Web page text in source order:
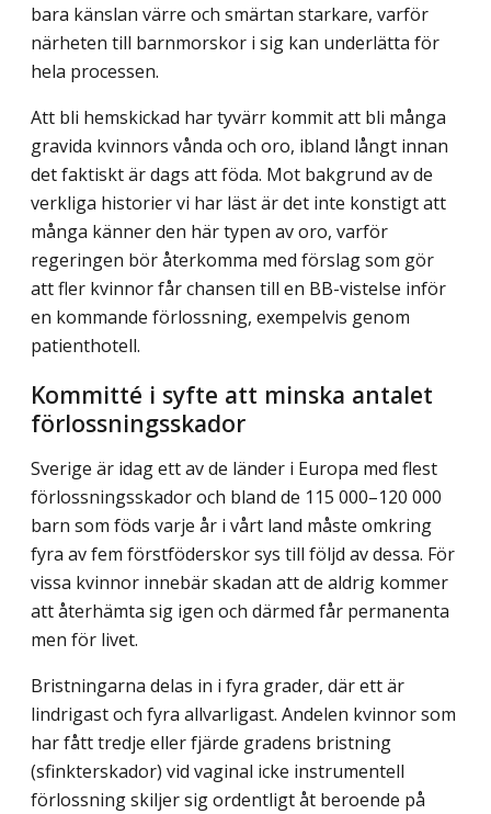
bara känslan värre och smärtan starkare, varför
närheten till barnmorskor i sig kan underlätta för
hela processen.
Att bli hemskickad har tyvärr kommit att bli många
gravida kvinnors vånda och oro, ibland långt innan
det faktiskt är dags att föda. Mot bakgrund av de
verkliga historier vi har läst är det inte konstigt att
många känner den här typen av oro, varför
regeringen bör återkomma med förslag som gör
att fler kvinnor får chansen till en BB-vistelse inför
en kommande förlossning, exempelvis genom
patienthotell.
Kommitté i syfte att minska antalet
förlossningsskador
Sverige är idag ett av de länder i Europa med flest
förlossningsskador och bland de 115 000–120 000
barn som föds varje år i vårt land måste omkring
fyra av fem förstföderskor sys till följd av dessa. För
vissa kvinnor innebär skadan att de aldrig kommer
att återhämta sig igen och därmed får permanenta
men för livet.
Bristningarna delas in i fyra grader, där ett är
lindrigast och fyra allvarligast. Andelen kvinnor som
har fått tredje eller fjärde gradens bristning
(sfinkterskador) vid vaginal icke instrumentell
förlossning skiljer sig ordentligt åt beroende på